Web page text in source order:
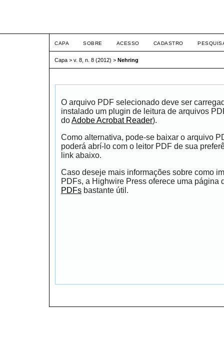
CAPA SOBRE ACESSO CADASTRO
Capa > v. 8, n. 8 (2012) > Nehring
O arquivo PDF selecionado deve ser
instalado um plugin de leitura de arquivos
doAdobe Acrobat Reader).
Como alternativa, pode-se baixar o arquivo
poderá abrí-lo com o leitor PDF de sua
link abaixo.
Caso deseje mais informações sobre como
PDFs, a Highwire Press oferece uma página
PDFs bastante útil.